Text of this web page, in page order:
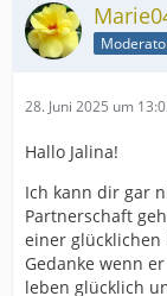
28. Juni 2025 um
Hallo Jalina!
Ich kann dir gar
Partnerschaft
einer glücklichen
Gedanke wenn
leben glücklich